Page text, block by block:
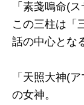
「素戔嗚命(
この三柱は「
話の中心とな
「天照大神(
の女神。